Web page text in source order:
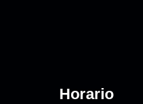
Horario